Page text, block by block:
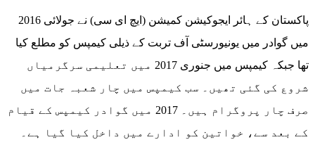
پاکستان کے ہائر ایجوکیشن کمیشن (ایچ ای سی) نے جولائی 2016
میں گوادر میں یونیورسٹی آف تربت کے ذیلی کیمپس کو مطلع کیا
تھا جبکہ کیمپس میں جنوری 2017 میں تعلیمی سرگرمیاں
شروع کی گئی تھیں۔ سب کیمپس میں چار شعبہ جات میں
صرف چار پروگرام ہیں۔ 2017 میں گوادر کیمپس کے قیام
کے بعد سے، خواتین کو ادارے میں داخل کیا گیا ہے۔